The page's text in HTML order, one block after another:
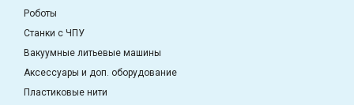
Роботы
Станки с ЧПУ
Вакуумные литьевые машины
Аксессуары и доп. оборудование
Пластиковые нити